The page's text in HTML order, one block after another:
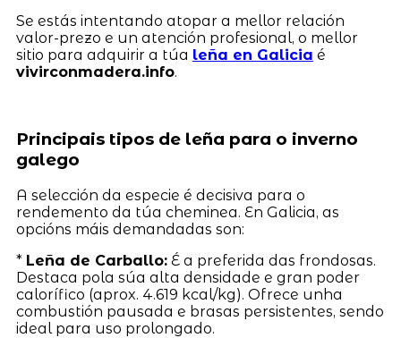
Se estás intentando atopar a mellor relación
valor-prezo e un atención profesional, o mellor
sitio para adquirir a túa leña en Galicia é
vivirconmadera.info.
Principais tipos de leña para o inverno
galego
A selección da especie é decisiva para o
rendemento da túa cheminea. En Galicia, as
opcións máis demandadas son:
* Leña de Carballo:É a preferida das frondosas.
Destaca pola súa alta densidade e gran poder
calorífico (aprox. 4.619 kcal/kg). Ofrece unha
combustión pausada e brasas persistentes, sendo
ideal para uso prolongado.